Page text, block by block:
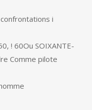
i
! 60Ou SOIXANTE-
Comme pilote